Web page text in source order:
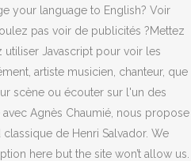
your language to English? Voir
pas voir de publicités ?Mettez
utiliser Javascript pour voir les
artiste musicien, chanteur, que
scène ou écouter sur l'un des
Agnès Chaumié, nous propose
de Henri Salvador. We
here but the site won’t allow us.